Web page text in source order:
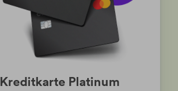
Kreditkarte Platinum